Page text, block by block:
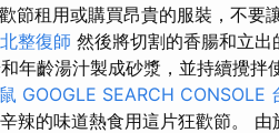
節租用或購買昂貴的服裝，不要
整復師 然後將切割的香腸和立出
年齡湯汁製成砂漿，並持續攪拌
GOOGLE SEARCH CONSOLE
辣的味道熱食用這片狂歡節。 由